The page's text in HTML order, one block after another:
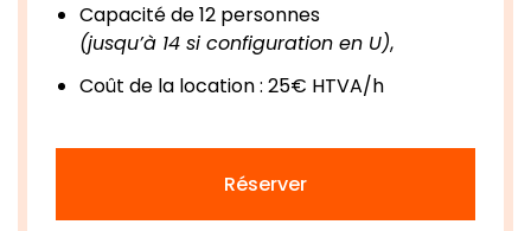
Capacité de 12 personnes
(jusqu’à 14 si configuration en U),
Coût de la location : 25€ HTVA/h
Réserver